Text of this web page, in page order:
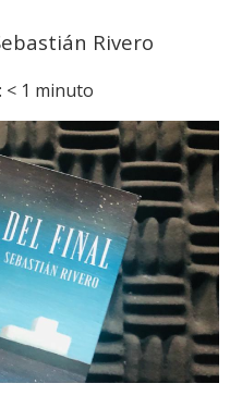
Rivero
< 1 minuto